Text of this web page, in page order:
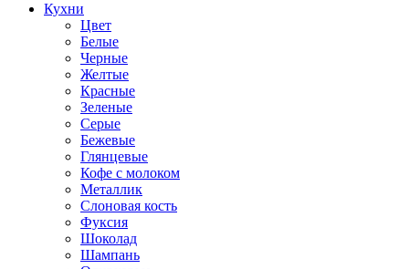
Кухни
Цвет
Белые
Черные
Желтые
Красные
Зеленые
Серые
Бежевые
Глянцевые
Кофе с молоком
Металлик
Слоновая кость
Фуксия
Шоколад
Шампань